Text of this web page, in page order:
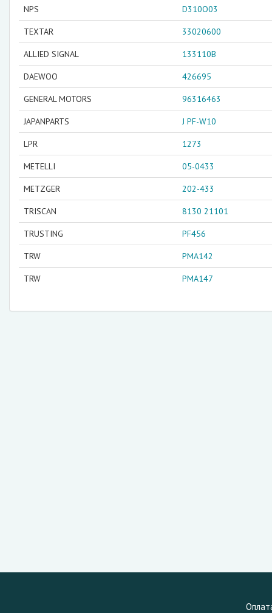
NPS D310O03
TEXTAR 33020600
ALLIED SIGNAL 133110B
DAEWOO 426695
GENERAL MOTORS 96316463
JAPANPARTS J PF-W10
LPR 1273
METELLI 05-0433
METZGER 202-433
TRISCAN 8130 21101
TRUSTING PF456
TRW PMA142
TRW PMA147